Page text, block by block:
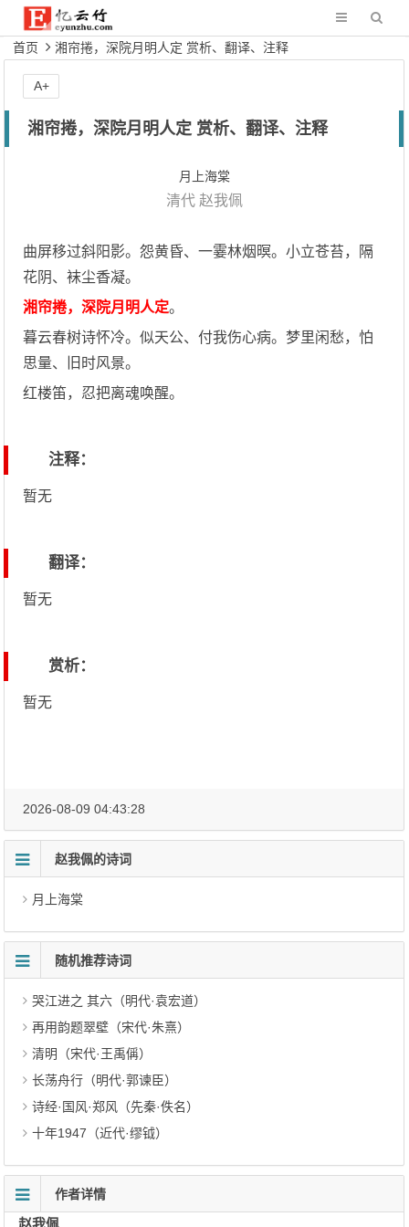
首页 湘帘捲，深院月明人定 赏析、翻译、注释
湘帘捲，深院月明人定 赏析、翻译、注释
月上海棠
清代 赵我佩
曲屏移过斜阳影。怨黄昏、一霎林烟暝。小立苍苔，隔
花阴、袜尘香凝。
湘帘捲，深院月明人定。
暮云春树诗怀冷。似天公、付我伤心病。梦里闲愁，怕
思量、旧时风景。
红楼笛，忍把离魂唤醒。
注释：
暂无
翻译：
暂无
赏析：
暂无
A+
2026-08-09 04:43:28
赵我佩的诗词
月上海棠
随机推荐诗词
哭江进之 其六（明代·袁宏道）
再用韵题翠壁（宋代·朱熹）
清明（宋代·王禹偁）
长荡舟行（明代·郭谏臣）
诗经·国风·郑风（先秦·佚名）
十年1947（近代·缪钺）
作者详情
赵我佩